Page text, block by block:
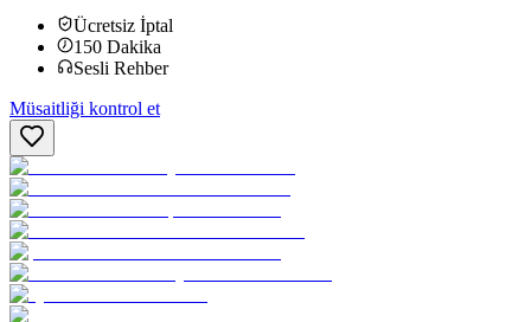
Ücretsiz İptal
150 Dakika
Sesli Rehber
Müsaitliği kontrol et